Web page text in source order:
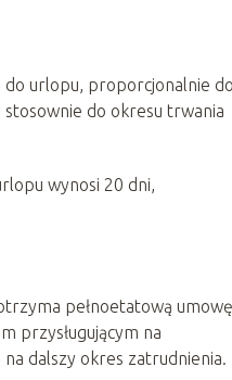
urlopu, proporcjonalnie do
do okresu trwania
wynosi 20 dni,
pełnoetatową umowę
przysługującym na
dalszy okres zatrudnienia.